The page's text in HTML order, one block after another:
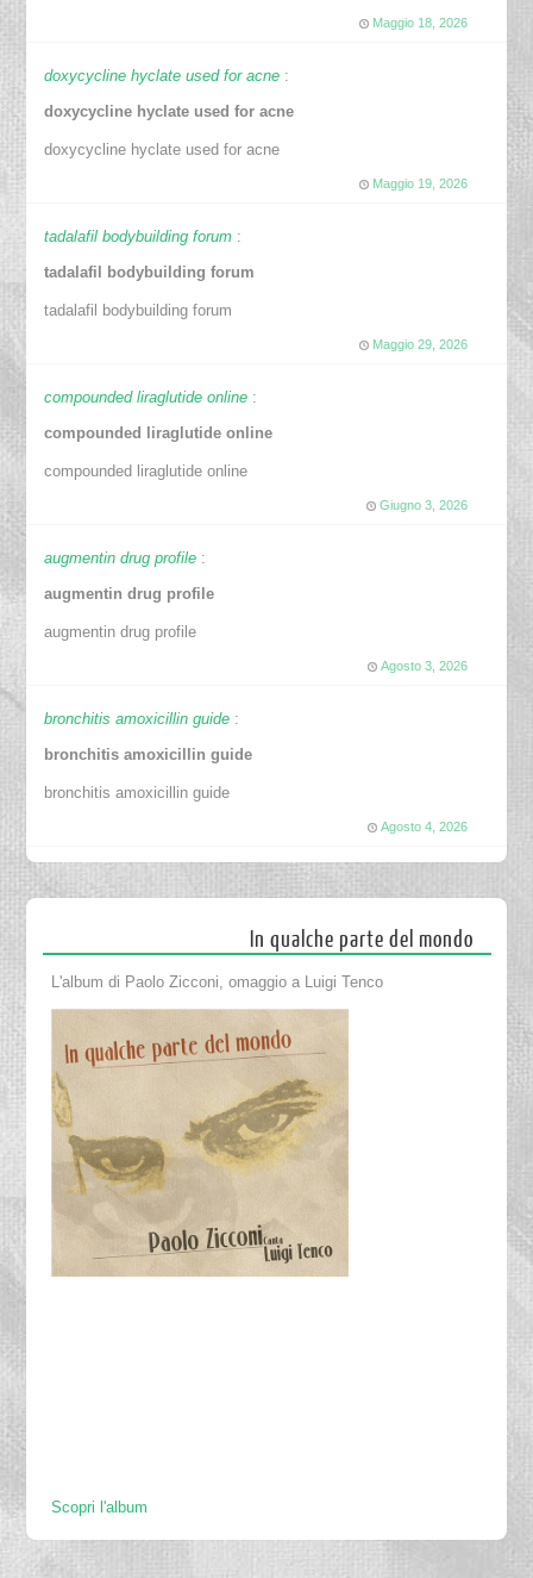
Maggio 18, 2026
doxycycline hyclate used for acne :
doxycycline hyclate used for acne
doxycycline hyclate used for acne
Maggio 19, 2026
tadalafil bodybuilding forum :
tadalafil bodybuilding forum
tadalafil bodybuilding forum
Maggio 29, 2026
compounded liraglutide online :
compounded liraglutide online
compounded liraglutide online
Giugno 3, 2026
augmentin drug profile :
augmentin drug profile
augmentin drug profile
Agosto 3, 2026
bronchitis amoxicillin guide :
bronchitis amoxicillin guide
bronchitis amoxicillin guide
Agosto 4, 2026
In qualche parte del mondo
L'album di Paolo Zicconi, omaggio a Luigi Tenco
Scopri l'album